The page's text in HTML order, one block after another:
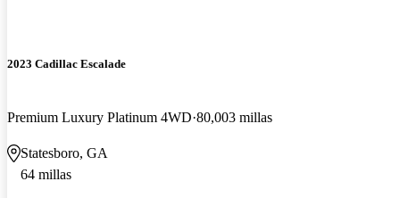
2023 Cadillac Escalade
Premium Luxury Platinum 4WD 80,003 millas
Statesboro, GA
64 millas